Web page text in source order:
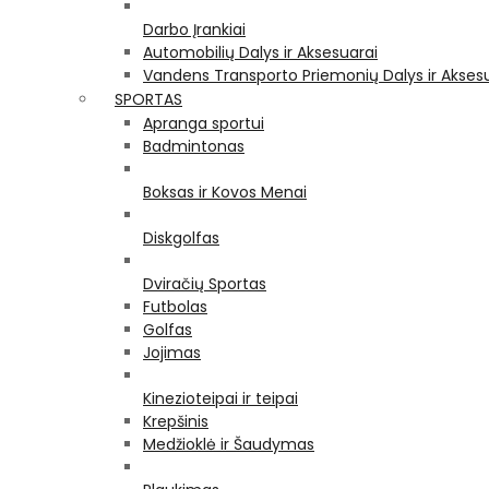
Darbo Įrankiai
Automobilių Dalys ir Aksesuarai
Vandens Transporto Priemonių Dalys ir
SPORTAS
Apranga sportui
Badmintonas
Boksas ir Kovos Menai
Diskgolfas
Dviračių Sportas
Futbolas
Golfas
Jojimas
Kinezioteipai ir teipai
Krepšinis
Medžioklė ir Šaudymas